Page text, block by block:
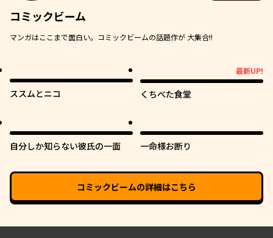
コミックビーム
マンガはここまで面白い。コミックビームの話題作が 大集合!!
ススムとニコ
最新UP!
くちべた食堂
自分しか知らない彼氏の一面 一命様お断り
コミックビームの詳細はこちら